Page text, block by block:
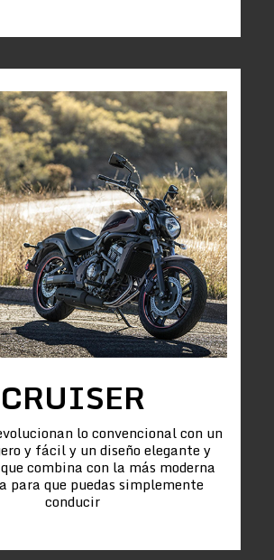
CRUISER
lo convencional con un
y fácil y un diseño elegante y
combina con la más moderna
para que puedas simplemente
conducir